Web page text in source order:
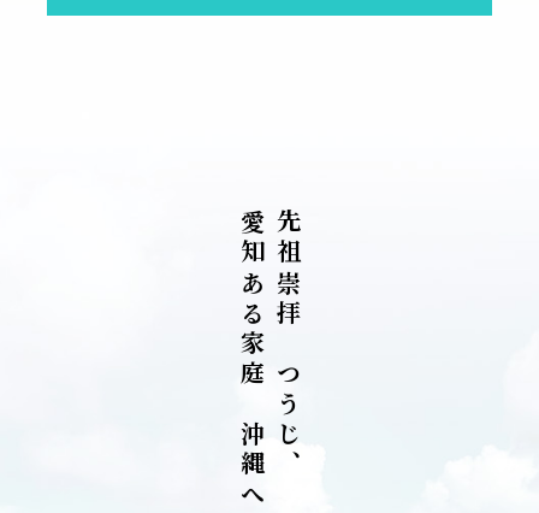
先
祖
崇
拝
つ
う
じ
、
愛
知
あ
る
家
庭
沖
縄
へ